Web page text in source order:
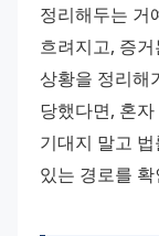
정리해두는 거
흐려지고, 증
상황을 정리해
당했다면, 혼
기대지 말고
있는 경로를